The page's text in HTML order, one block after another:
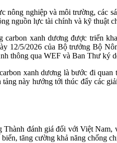
nông nghiệp và môi trường, các
nguồn lực tài chính và kỹ thuật
carbon xanh dương được triển
12/5/2026 của Bộ trưởng Bộ
thông qua WEF và Ban Thư ký
xanh dương là bước đi
này hướng tới thúc đẩy các
đánh giá đối với Việt Nam,
tăng cường khả năng chống